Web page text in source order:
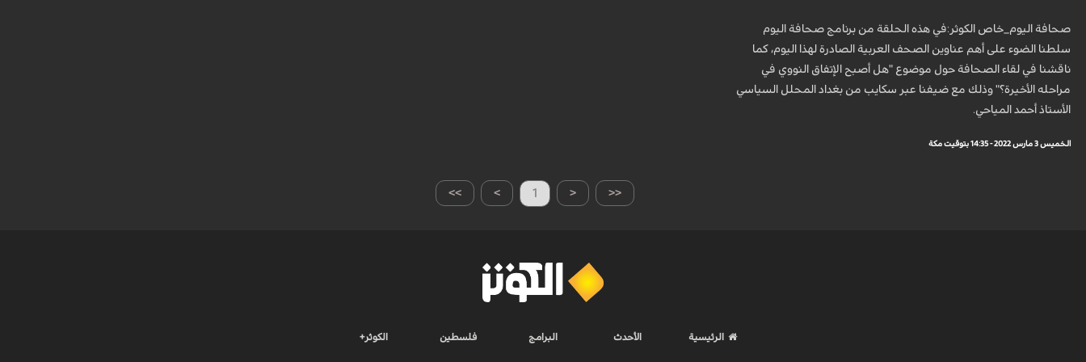
صحافة اليوم_خاص الكوثر:في هذه الحلقة من برنامج صحافة اليوم
سلطنا الضوء على أهم عناوين الصحف العربية الصادرة لهذا اليوم، كما
ناقشنا في لقاء الصحافة حول موضوع "هل أصبح الإتفاق النووي في
مراحله الأخيرة؟" وذلك مع ضيفنا عبر سكايب من بغداد المحلل السياسي
الأستاذ أحمد المياحي.
الخميس 3 مارس 2022 - 14:35 بتوقيت مكة
>> > 1 < <<
الرئيسية الأحدث البرامج فلسطين الكوثر+